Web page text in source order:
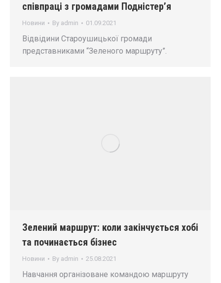
співпраці з громадами Подністер’я
Новини By admin 01.09.2021
Відвідини Староушицької громади
представниками “Зеленого маршруту”.
Зелений маршрут: коли закінчується хобі
та починається бізнес
Новини By admin 25.08.2021
Навчання організоване командою маршруту